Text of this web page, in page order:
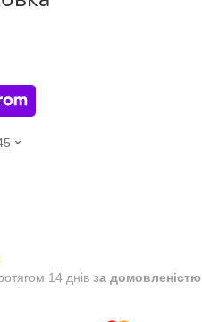
14 днів за домовленістю